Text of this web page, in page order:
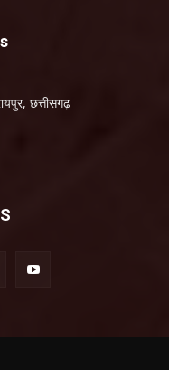
छत्तीसगढ़